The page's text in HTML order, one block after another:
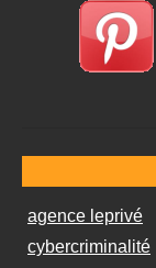
agence leprivé
cybercriminalité